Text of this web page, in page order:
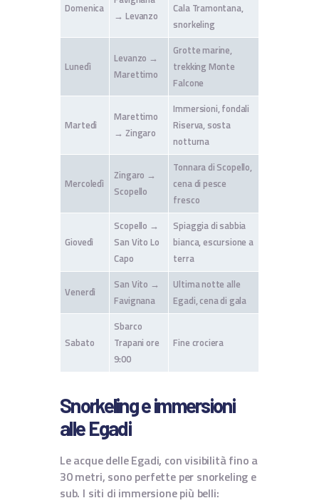
Domenica
→ Levanzo
Cala Tramontana,
snorkeling
Lunedì
Levanzo →
Marettimo
Grotte marine,
trekking Monte
Falcone
Martedì
Marettimo
→ Zingaro
Immersioni, fondali
Riserva, sosta
notturna
Mercoledì
Zingaro →
Scopello
Tonnara di Scopello,
cena di pesce
fresco
Giovedì
Scopello →
San Vito Lo
Capo
Spiaggia di sabbia
bianca, escursione a
terra
Venerdì
San Vito →
Favignana
Ultima notte alle
Egadi, cena di gala
Sabato
Sbarco
Trapani ore
9:00
Fine crociera
Snorkeling e immersioni
alle Egadi
Le acque delle Egadi, con visibilità fino a
30 metri, sono perfette per snorkeling e
sub. I siti di immersione più belli: